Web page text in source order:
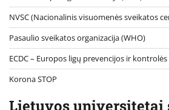
NVSC (Nacionalinis visuomenės sveikatos
Pasaulio sveikatos organizacija (WHO)
ECDC – Europos ligų prevencijos ir
Korona STOP
Lietuvos universitetai